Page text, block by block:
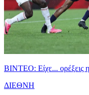
BINTEO: Είχε... ορέξεις
ΔΙΕΘΝΗ